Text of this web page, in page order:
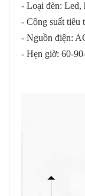
- Loại đèn: Led,
- Công suất tiêu
- Nguồn điện:
- Hẹn giờ: 60-